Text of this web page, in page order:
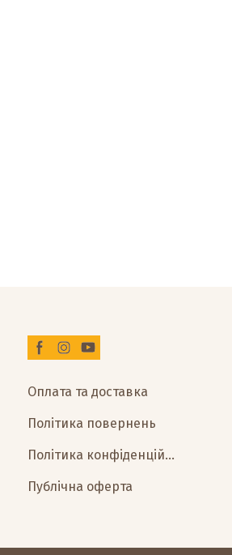
Оплата та доставка
Політика повернень
Політика конфіденційності
Публічна оферта